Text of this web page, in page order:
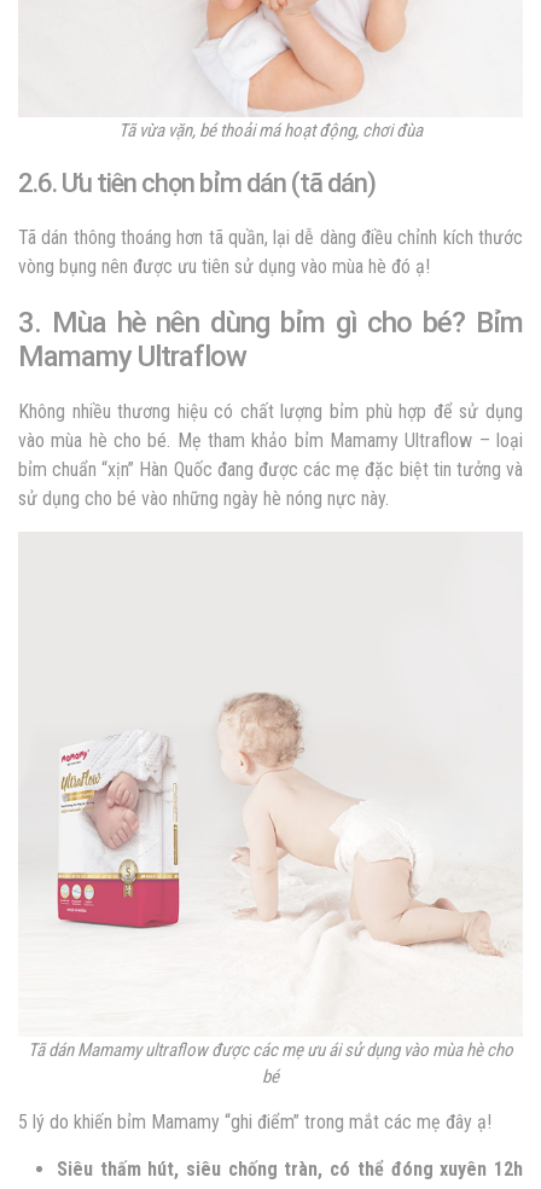
Tã vừa vặn, bé thoải má hoạt động, chơi đùa
2.6. Ưu tiên chọn bỉm dán (tã dán)
Tã dán thông thoáng hơn tã quần, lại dễ dàng điều chỉnh kích thước
vòng bụng nên được ưu tiên sử dụng vào mùa hè đó ạ!
3. Mùa hè nên dùng bỉm gì cho bé? Bỉm
Mamamy Ultraflow
Không nhiều thương hiệu có chất lượng bỉm phù hợp để sử dụng
vào mùa hè cho bé. Mẹ tham khảo bỉm Mamamy Ultraflow – loại
bỉm chuẩn “xịn” Hàn Quốc đang được các mẹ đặc biệt tin tưởng và
sử dụng cho bé vào những ngày hè nóng nực này.
Tã dán Mamamy ultraflow được các mẹ ưu ái sử dụng vào mùa hè cho
bé
5 lý do khiến bỉm Mamamy “ghi điểm” trong mắt các mẹ đây ạ!
Siêu thấm hút, siêu chống tràn, có thể đóng xuyên 12h